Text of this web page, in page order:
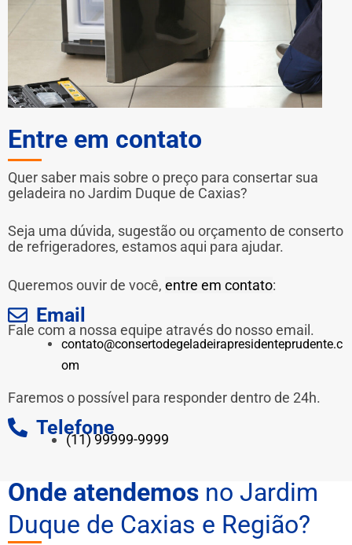
Entre em contato
Quer saber mais sobre o preço para consertar sua
geladeira no Jardim Duque de Caxias?
Seja uma dúvida, sugestão ou orçamento de conserto
de refrigeradores, estamos aqui para ajudar.
Queremos ouvir de você, entre em contato:
Email
Fale com a nossa equipe através do nosso email.
contato@consertodegeladeirapresidenteprudente.c
om
Faremos o possível para responder dentro de 24h.
Telefone
(11) 99999-9999
Onde atendemos no Jardim
Duque de Caxias e Região?